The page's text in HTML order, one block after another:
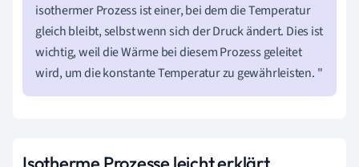
isothermer Prozess ist einer, bei dem die Temperatur
gleich bleibt, selbst wenn sich der Druck ändert. Dies ist
wichtig, weil die Wärme bei diesem Prozess geleitet
wird, um die konstante Temperatur zu gewährleisten. "